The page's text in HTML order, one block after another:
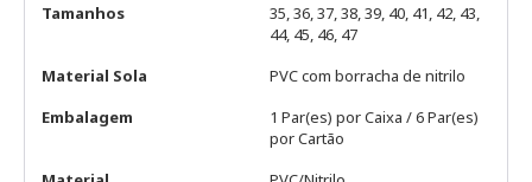
Tamanhos
35, 36, 37, 38, 39, 40, 41, 42, 43,
44, 45, 46, 47
Material Sola
PVC com borracha de nitrilo
Embalagem
1 Par(es) por Caixa / 6 Par(es)
por Cartão